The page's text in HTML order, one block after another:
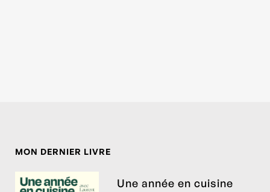
MON DERNIER LIVRE
Une année en cuisine